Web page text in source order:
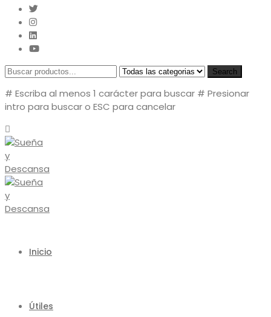
Search
# Escriba al menos 1 carácter para buscar # Presionar
intro para buscar o ESC para cancelar
Inicio
Útiles